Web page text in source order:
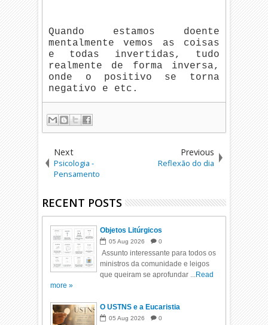
Quando estamos doente
mentalmente vemos as coisas
e todas invertidas, tudo
realmente de forma inversa,
onde o positivo se torna
negativo e etc.
Next
Psicologia -
Pensamento
Previous
Reflexão do dia
RECENT POSTS
Objetos Litúrgicos
05 Aug 2026 0
Assunto interessante para todos os
ministros da comunidade e leigos
que queiram se aprofundar ...Read
more »
O USTNS e a Eucaristia
05 Aug 2026 0